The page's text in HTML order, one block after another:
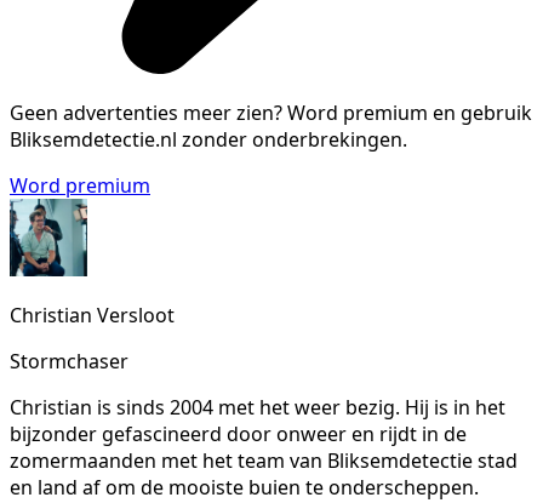
Geen advertenties meer zien?Word premium en gebruik
Bliksemdetectie.nl zonder onderbrekingen.
Word premium
Christian Versloot
Stormchaser
Christian is sinds 2004 met het weer bezig. Hij is in het
bijzonder gefascineerd door onweer en rijdt in de
zomermaanden met het team van Bliksemdetectie stad
en land af om de mooiste buien te onderscheppen.